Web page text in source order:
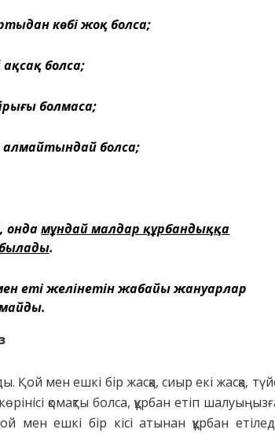
көбі жоқ болса;
болса;
болмаса;
алмайтындай болса;
ондамұндай малдар құрбандыққа
.
еті желінетін жабайы жануарлар
Қой мен ешкі бір жасқа, сиыр екі жасқа,
қомақты болса, құрбан етіп
мен ешкі бір кісі атынан құрбан